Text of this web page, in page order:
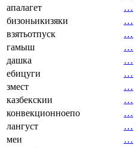
апалагет
…
бизоньикизяки
…
взятьотпуск
…
гамыш
…
дашка
…
ебицуги
…
змест
…
казбекскии
…
конвекционноепо
…
лангуст
…
меи
…